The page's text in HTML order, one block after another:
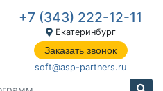
+7 (343) 222-12-11
Екатеринбург
Заказать звонок
soft@asp-partners.ru